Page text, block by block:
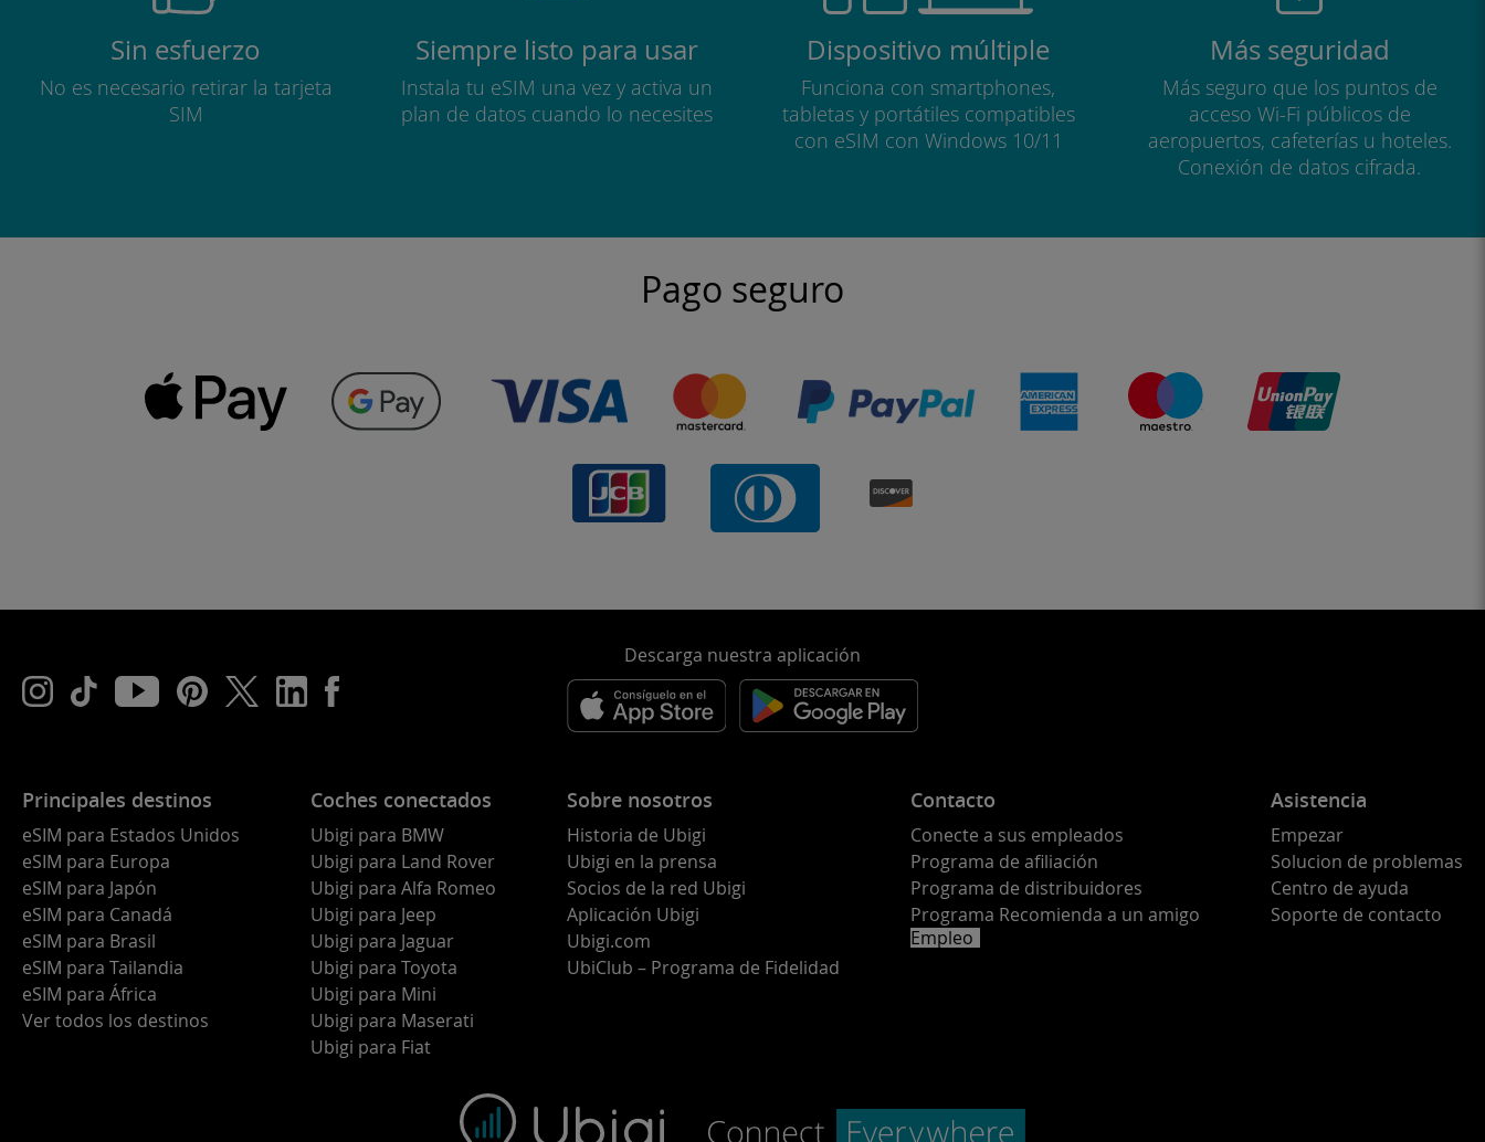
Sin esfuerzo
No es necesario retirar la tarjeta
SIM
Siempre listo para usar
Instala tu eSIM una vez y activa un
plan de datos cuando lo necesites
Dispositivo múltiple
Funciona con smartphones,
tabletas y portátiles compatibles
con eSIM con Windows 10/11
Más seguridad
Más seguro que los puntos de
acceso Wi-Fi públicos de
aeropuertos, cafeterías u hoteles.
Conexión de datos cifrada.
Pago seguro
Descarga nuestra aplicación
Principales destinos
eSIM para Estados Unidos
eSIM para Europa
eSIM para Japón
eSIM para Canadá
eSIM para Brasil
eSIM para Tailandia
eSIM para África
Ver todos los destinos
Coches conectados
Ubigi para BMW
Ubigi para Land Rover
Ubigi para Alfa Romeo
Ubigi para Jeep
Ubigi para Jaguar
Ubigi para Toyota
Ubigi para Mini
Ubigi para Maserati
Ubigi para Fiat
Sobre nosotros
Historia de Ubigi
Ubigi en la prensa
Socios de la red Ubigi
Aplicación Ubigi
Ubigi.com
UbiClub – Programa de Fidelidad
Contacto
Conecte a sus empleados
Programa de afiliación
Programa de distribuidores
Programa Recomienda a un amigo
Empleo
Asistencia
Empezar
Solucion de problemas
Centro de ayuda
Soporte de contacto